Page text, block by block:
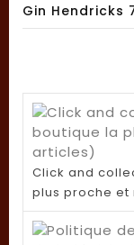
Gin Hendricks
Click and
plus proche